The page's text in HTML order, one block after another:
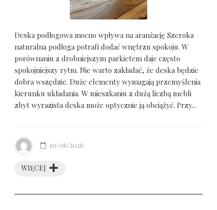
Deska podłogowa mocno wpływa na aranżację Szeroka
naturalna podłoga potrafi dodać wnętrzu spokoju. W
porównaniu z drobniejszym parkietem daje często
spokojniejszy rytm. Nie warto zakładać, że deska będzie
dobra wszędzie. Duże elementy wymagają przemyślenia
kierunku układania. W mieszkaniu z dużą liczbą mebli
zbyt wyrazista deska może optycznie ją obciążyć. Przy...
WIĘCEJ
10/06/2026